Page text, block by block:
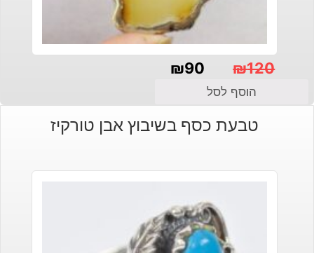
₪120
המקורי
₪90
הנוכחי
הוסף לסל
טבעת כסף בשיבוץ אבן טורקיז